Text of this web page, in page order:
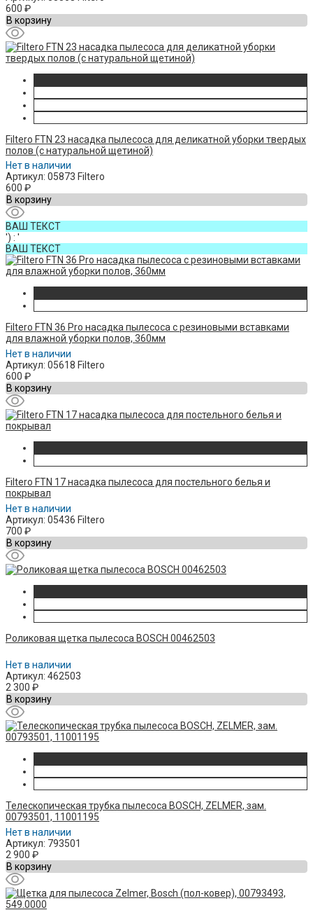
600 ₽
В корзину
Filtero FTN 23 насадка пылесоса для деликатной уборки твердых
полов (с натуральной щетиной)
Нет в наличии
Артикул: 05873 Filtero
600 ₽
В корзину
ВАШ ТЕКСТ
') : '
ВАШ ТЕКСТ
Filtero FTN 36 Pro насадка пылесоса с резиновыми вставками
для влажной уборки полов, 360мм
Нет в наличии
Артикул: 05618 Filtero
600 ₽
В корзину
Filtero FTN 17 насадка пылесоса для постельного белья и
покрывал
Нет в наличии
Артикул: 05436 Filtero
700 ₽
В корзину
Роликовая щетка пылесоса BOSCH 00462503
Нет в наличии
Артикул: 462503
2 300 ₽
В корзину
Телескопическая трубка пылесоса BOSCH, ZELMER, зам.
00793501, 11001195
Нет в наличии
Артикул: 793501
2 900 ₽
В корзину